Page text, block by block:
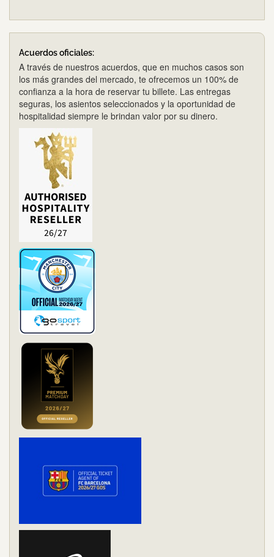
Acuerdos oficiales:
A través de nuestros acuerdos, que en muchos casos son
los más grandes del mercado, te ofrecemos un 100% de
confianza a la hora de reservar tu billete. Las entregas
seguras, los asientos seleccionados y la oportunidad de
hospitalidad siempre le brindan valor por su dinero.